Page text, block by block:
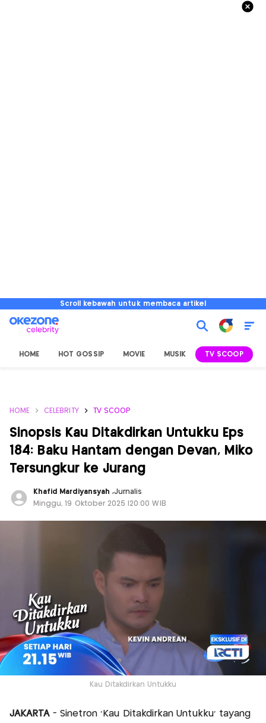
Scroll kebawah untuk membaca artikel
HOME HOT GOSSIP MOVIE MUSIK TV SCOOP
HOME CELEBRITY TV SCOOP
Sinopsis Kau Ditakdirkan Untukku Eps
184: Baku Hantam dengan Devan, Miko
Tersungkur ke Jurang
Khafid Mardiyansyah ,Jurnalis
Minggu, 19 Oktober 2025 |20:00 WIB
Kau Ditakdirkan Untukku
JAKARTA- Sinetron 'Kau Ditakdirkan Untukku' tayang